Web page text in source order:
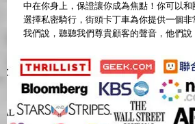
中在你身上，保證讓你成為焦點！你可以和
選擇私密騎行，街頭卡丁車為你提供一個
我們說，聽聽我們尊貴顧客的聲音，他們說